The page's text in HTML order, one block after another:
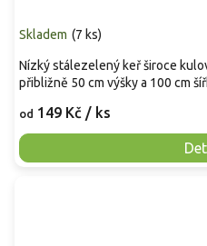
Skladem (7 ks)
od 149 Kč / ks
Nízký stálezelený keř široce
přibližně 50 cm výšky a 100 cm